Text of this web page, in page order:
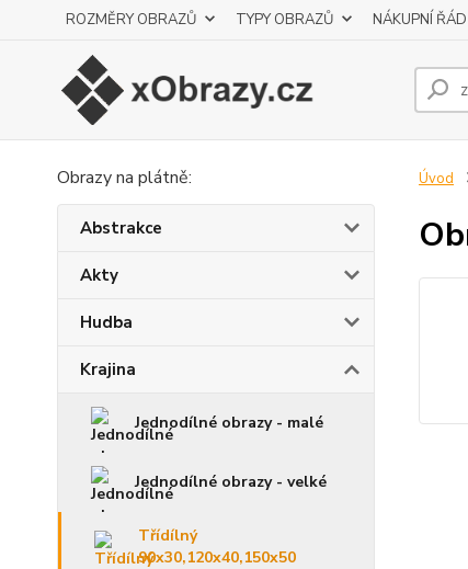
ROZMĚRY OBRAZŮ TYPY OBRAZŮ NÁKUPNÍ ŘÁD
Obrazy na plátně:
Abstrakce
Akty
Hudba
Krajina
Jednodílné obrazy - malé
Jednodílné obrazy - velké
Třídílný
90x30,120x40,150x50
Úvod